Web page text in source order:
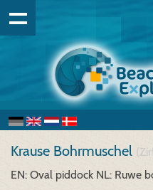
Krause Bohrmuschel
EN: Oval piddock NL: Ruwe